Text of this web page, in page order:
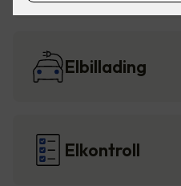
Elbillading
Elkontroll